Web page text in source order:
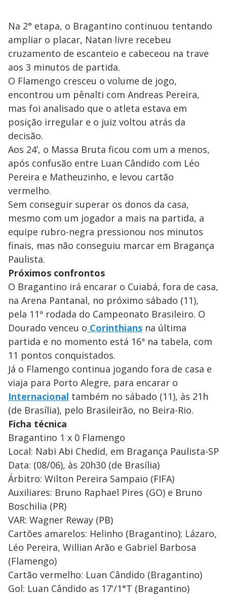
Na 2° etapa, o Bragantino continuou tentando
ampliar o placar, Natan livre recebeu
cruzamento de escanteio e cabeceou na trave
aos 3 minutos de partida.
O Flamengo cresceu o volume de jogo,
encontrou um pênalti com Andreas Pereira,
mas foi analisado que o atleta estava em
posição irregular e o juiz voltou atrás da
decisão.
Aos 24’, o Massa Bruta ficou com um a menos,
após confusão entre Luan Cândido com Léo
Pereira e Matheuzinho, e levou cartão
vermelho.
Sem conseguir superar os donos da casa,
mesmo com um jogador a mais na partida, a
equipe rubro-negra pressionou nos minutos
finais, mas não conseguiu marcar em Bragança
Paulista.
Próximos confrontos
O Bragantino irá encarar o Cuiabá, fora de casa,
na Arena Pantanal, no próximo sábado (11),
pela 11ª rodada do Campeonato Brasileiro. O
Dourado venceu o Corinthians na última
partida e no momento está 16ª na tabela, com
11 pontos conquistados.
Já o Flamengo continua jogando fora de casa e
viaja para Porto Alegre, para encarar o
Internacional também no sábado (11), às 21h
(de Brasília), pelo Brasileirão, no Beira-Rio.
Ficha técnica
Bragantino 1 x 0 Flamengo
Local: Nabi Abi Chedid, em Bragança Paulista-SP
Data: (08/06), às 20h30 (de Brasília)
Árbitro: Wilton Pereira Sampaio (FIFA)
Auxiliares: Bruno Raphael Pires (GO) e Bruno
Boschilia (PR)
VAR: Wagner Reway (PB)
Cartões amarelos: Helinho (Bragantino); Lázaro,
Léo Pereira, Willian Arão e Gabriel Barbosa
(Flamengo)
Cartão vermelho: Luan Cândido (Bragantino)
Gol: Luan Cândido as 17'/1°T (Bragantino)